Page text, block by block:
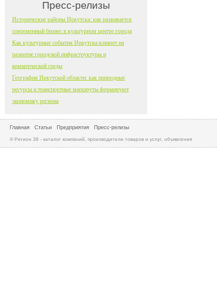
Пресс-релизы
Исторические районы Иркутска: как развивается
современный бизнес в культурном центре города
Как культурные события Иркутска влияют на
развитие городской инфраструктуры и
коммерческой среды
География Иркутской области: как природные
ресурсы и транспортные маршруты формируют
экономику региона
Главная Статьи Предприятия Пресс-релизы
© Регион 38 - каталог компаний, производители товаров и услуг, объявления